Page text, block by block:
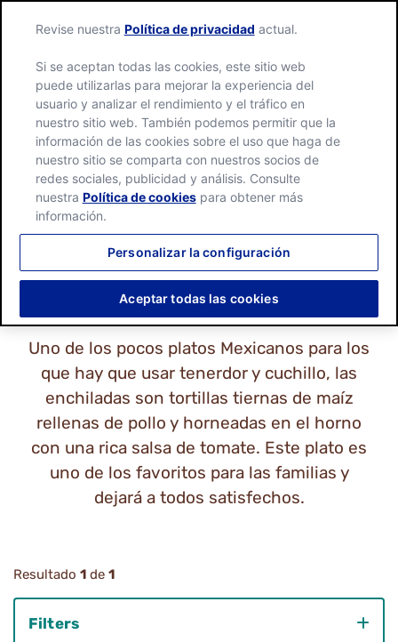
TODAS LAS RECETAS
DE ENCHILADAS
Uno de los pocos platos Mexicanos para los
que hay que usar tenerdor y cuchillo, las
enchiladas son tortillas tiernas de maíz
rellenas de pollo y horneadas en el horno
con una rica salsa de tomate. Este plato es
uno de los favoritos para las familias y
dejará a todos satisfechos.
Resultado 1 de 1
Filters
Revise nuestra Política de privacidad actual.
Si se aceptan todas las cookies, este sitio web
puede utilizarlas para mejorar la experiencia del
usuario y analizar el rendimiento y el tráfico en
nuestro sitio web. También podemos permitir que la
información de las cookies sobre el uso que haga de
nuestro sitio se comparta con nuestros socios de
redes sociales, publicidad y análisis. Consulte
nuestra Política de cookiespara obtener más
información.
Personalizar la configuración
Aceptar todas las cookies